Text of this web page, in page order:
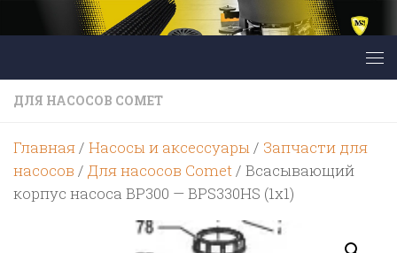
Перейти к содержимому
ДЛЯ НАСОСОВ COMET
Главная/ Насосы и аксессуары/ Запчасти для
насосов / Для насосов Comet/ Всасывающий
корпус насоса BP300 — BPS330HS (1х1)